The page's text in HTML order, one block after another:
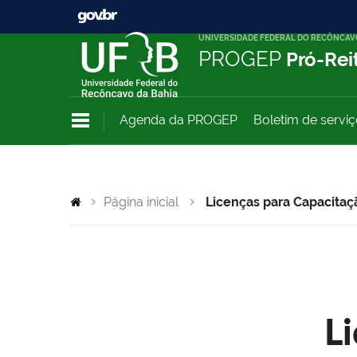
UNIVERSIDADE FEDERAL DO
PROGEP Pró-
Agenda da PROGEP Boletim de
Página inicial Licenças para